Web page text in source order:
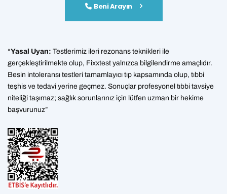
Beni Arayın
“Yasal Uyarı: Testlerimiz ileri rezonans teknikleri ile
gerçekleştirilmekte olup, Fixxtest yalnızca bilgilendirme amaçlıdır.
Besin intoleransı testleri tamamlayıcı tıp kapsamında olup, tıbbi
teşhis ve tedavi yerine geçmez. Sonuçlar profesyonel tıbbi tavsiye
niteliği taşımaz; sağlık sorunlarınız için lütfen uzman bir hekime
başvurunuz”